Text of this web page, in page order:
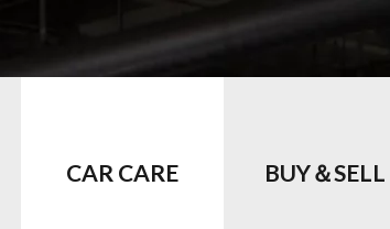
CAR CARE BUY＆SELL